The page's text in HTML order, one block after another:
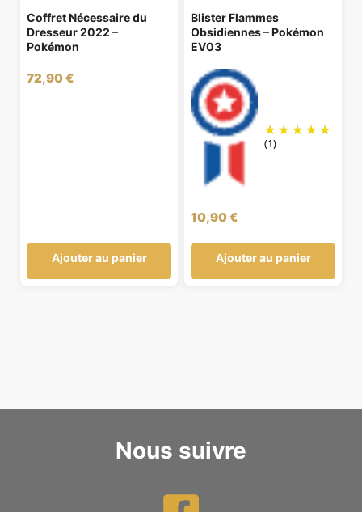
Coffret Nécessaire du
Dresseur 2022 –
Pokémon
72,90€
Ajouter au panier
Blister Flammes
Obsidiennes – Pokémon
EV03
(1)
10,90€
Ajouter au panier
Nous suivre